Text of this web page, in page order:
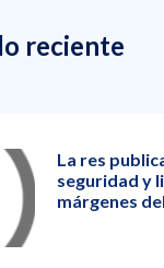
reciente
La res
seguridad y
márgenes